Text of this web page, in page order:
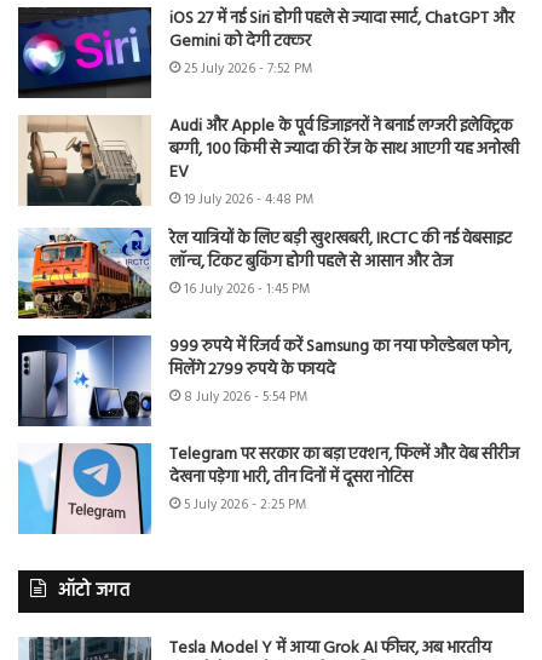
iOS 27 में नई Siri होगी पहले से ज्यादा स्मार्ट, ChatGPT और
Gemini को देगी टक्कर
25 July 2026 - 7:52 PM
Audi और Apple के पूर्व डिजाइनरों ने बनाई लग्जरी इलेक्ट्रिक
बग्गी, 100 किमी से ज्यादा की रेंज के साथ आएगी यह अनोखी
EV
19 July 2026 - 4:48 PM
रेल यात्रियों के लिए बड़ी खुशखबरी, IRCTC की नई वेबसाइट
लॉन्च, टिकट बुकिंग होगी पहले से आसान और तेज
16 July 2026 - 1:45 PM
999 रुपये में रिजर्व करें Samsung का नया फोल्डेबल फोन,
मिलेंगे 2799 रुपये के फायदे
8 July 2026 - 5:54 PM
Telegram पर सरकार का बड़ा एक्शन, फिल्में और वेब सीरीज
देखना पड़ेगा भारी, तीन दिनों में दूसरा नोटिस
5 July 2026 - 2:25 PM
ऑटो जगत
Tesla Model Y में आया Grok AI फीचर, अब भारतीय